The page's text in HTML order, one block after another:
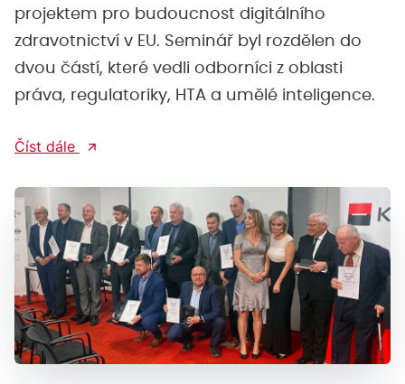
projektem pro budoucnost digitálního
zdravotnictví v EU. Seminář byl rozdělen do
dvou částí, které vedli odborníci z oblasti
práva, regulatoriky, HTA a umělé inteligence.
Číst dále